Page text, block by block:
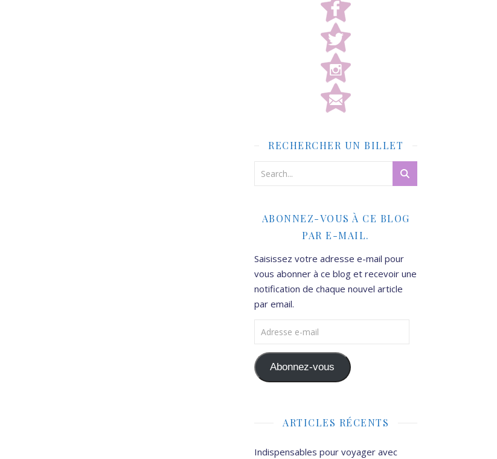
RECHERCHER UN BILLET
ABONNEZ-VOUS À CE BLOG
PAR E-MAIL.
Saisissez votre adresse e-mail pour
vous abonner à ce blog et recevoir une
notification de chaque nouvel article
par email.
Adresse e-mail
Abonnez-vous
ARTICLES RÉCENTS
Indispensables pour voyager avec